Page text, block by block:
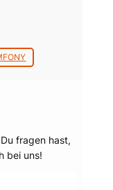
fragen hast,
bei uns!